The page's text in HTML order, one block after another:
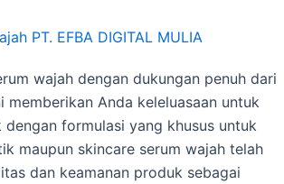
PT. EFBA DIGITAL MULIA
wajah dengan dukungan penuh dari
Anda keleluasaan untuk
formulasi yang khusus untuk
maupun skincare serum wajah telah
dan keamanan produk sebagai